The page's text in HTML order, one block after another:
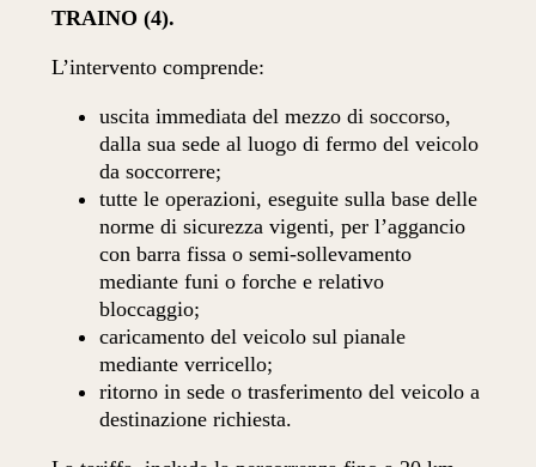
TRAINO (4).
L’intervento comprende:
uscita immediata del mezzo di soccorso,
dalla sua sede al luogo di fermo del veicolo
da soccorrere;
tutte le operazioni, eseguite sulla base delle
norme di sicurezza vigenti, per l’aggancio
con barra fissa o semi-sollevamento
mediante funi o forche e relativo
bloccaggio;
caricamento del veicolo sul pianale
mediante verricello;
ritorno in sede o trasferimento del veicolo a
destinazione richiesta.